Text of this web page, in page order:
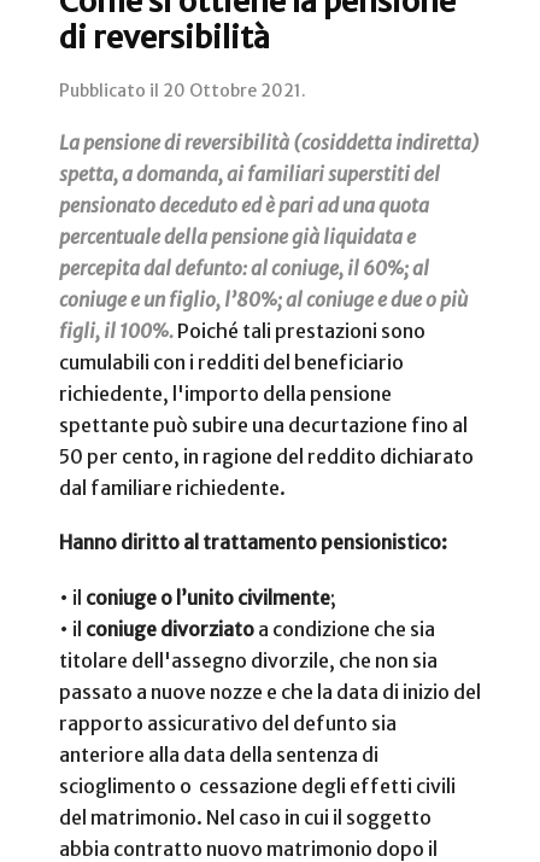
di reversibilità
Pubblicato il 20 Ottobre 2021.
La pensione di reversibilità (cosiddetta indiretta)
spetta, a domanda, ai familiari superstiti del
pensionato deceduto ed è pari ad una quota
percentuale della pensione già liquidata e
percepita dal defunto: al coniuge, il 60%; al
coniuge e un figlio, l’80%; al coniuge e due o più
figli, il 100%. Poiché tali prestazioni sono
cumulabili con i redditi del beneficiario
richiedente, l'importo della pensione
spettante può subire una decurtazione fino al
50 per cento, in ragione del reddito dichiarato
dal familiare richiedente.
Hanno diritto al trattamento pensionistico:
• il coniuge o l’unito civilmente;
• il coniuge divorziato a condizione che sia
titolare dell'assegno divorzile, che non sia
passato a nuove nozze e che la data di inizio del
rapporto assicurativo del defunto sia
anteriore alla data della sentenza di
scioglimento o cessazione degli effetti civili
del matrimonio. Nel caso in cui il soggetto
abbia contratto nuovo matrimonio dopo il